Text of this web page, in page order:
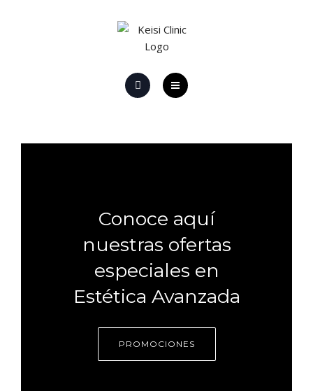
Conoce aquí
nuestras ofertas
especiales en
Estética Avanzada
PROMOCIONES